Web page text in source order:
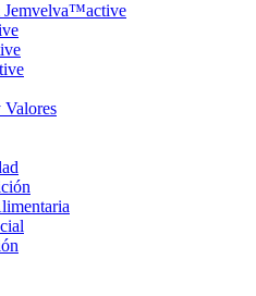
Valores